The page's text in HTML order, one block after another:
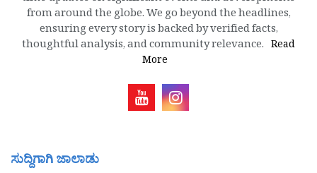
from around the globe. We go beyond the headlines,
ensuring every story is backed by verified facts,
thoughtful analysis, and community relevance. Read
More
ಸುದ್ದಿಗಾಗಿ ಜಾಲಾಡು